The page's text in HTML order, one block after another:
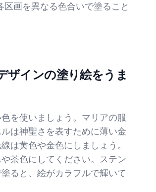
画を異なる色合いで塗ること
ザインの塗り絵をうま
を使いましょう。マリアの服
は神聖さを表すために薄い金
は黄色や金色にしましょう。
茶色にしてください。ステン
ると、絵がカラフルで輝いて